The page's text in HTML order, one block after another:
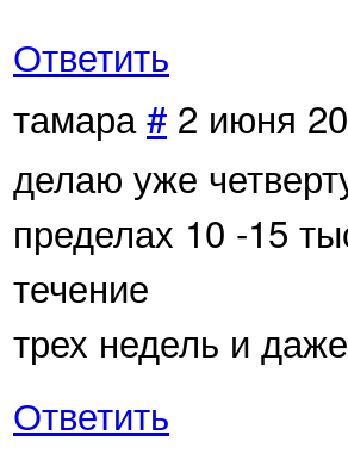
Ответить
тамара# 2 июня
делаю уже
пределах 10 -15
течение
трех недель и
Ответить